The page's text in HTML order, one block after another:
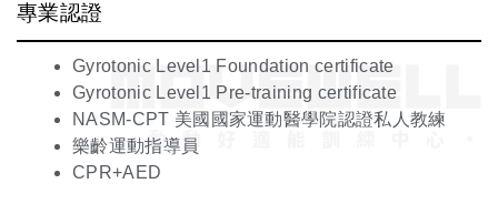
專業認證
Gyrotonic Level1 Foundation certificate
Gyrotonic Level1 Pre-training certificate
NASM-CPT 美國國家運動醫學院認證私人教練
樂齡運動指導員
CPR+AED